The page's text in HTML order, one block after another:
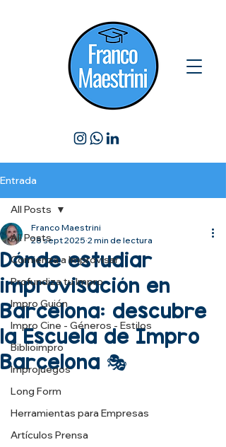
Entrada
All Posts
Comienza a Improvisar
Profundiza tu Impro
Impro Guión
Impro Cine - Géneros - Estilos
Biblioimpro
Improjuegos
Long Form
Herramientas para Empresas
Artículos Prensa
All Posts
Dónde estudiar
improvisación en
Barcelona: descubre
la Escuela de Impro
Barcelona 🎭
Franco Maestrini
28 sept 2025 2 min de lectura